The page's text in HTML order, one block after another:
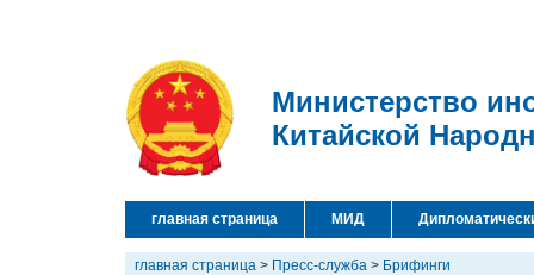
Министерство
Китайской
главная страница МИД
главная страница > Пресс-служба > Брифинги